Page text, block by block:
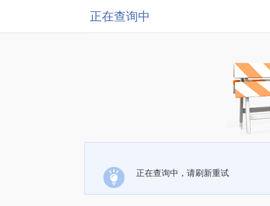
正在查询中
正在查询中，请刷新重试